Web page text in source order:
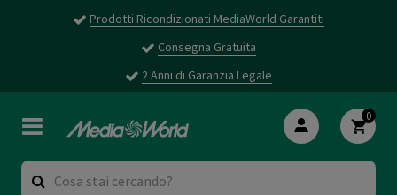
Prodotti Ricondizionati MediaWorld Garantiti
Consegna Gratuita
2 Anni di Garanzia Legale
0